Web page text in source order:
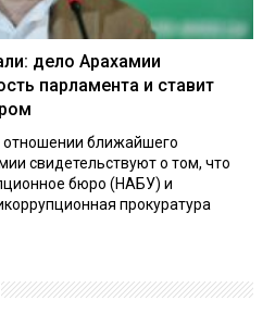
дело Арахамии
парламента и ставит
ближайшего
свидетельствуют о том, что
бюро (НАБУ) и
прокуратура